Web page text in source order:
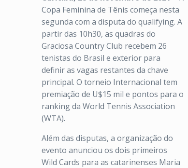
Copa Feminina de Tênis começa nesta
segunda com a disputa do qualifying. A
partir das 10h30, as quadras do
Graciosa Country Club recebem 26
tenistas do Brasil e exterior para
definir as vagas restantes da chave
principal. O torneio Internacional tem
premiação de U$15 mil e pontos para o
ranking da World Tennis Association
(WTA).
Além das disputas, a organização do
evento anunciou os dois primeiros
Wild Cards para as catarinenses Maria